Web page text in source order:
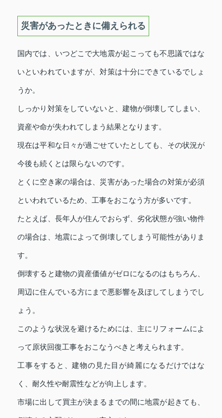
災害があったときに備えられる
国内では、いつどこで大地震が起こっても不思議ではな
いといわれていますが、対策は十分にできているでしょ
うか。
しっかり対策をしていないと、建物が倒壊してしまい、
資産や命が失われてしまう結果となります。
現在は平和な日々が過ごせていたとしても、その状況が
今後も続くとは限らないのです。
とくに空き家の場合は、災害があった場合の対策が必須
といわれているため、工事をおこなう方が多いです。
たとえば、長年人が住んでおらず、劣化状態が強い物件
の場合は、地震によって倒壊してしまう可能性がありま
す。
倒壊すると建物の資産価値がゼロになるのはもちろん、
周辺に住んでいる方にまで悪影響を及ぼしてしまうでし
ょう。
このような状況を避けるためには、主にリフォームによ
って原状回復工事をおこなうべきと考えられます。
工事をすると、建物の見た目が綺麗になるだけではな
く、耐久性や耐震性などが向上します。
市場に出して買主が決まるまでの間に地震が起きても、